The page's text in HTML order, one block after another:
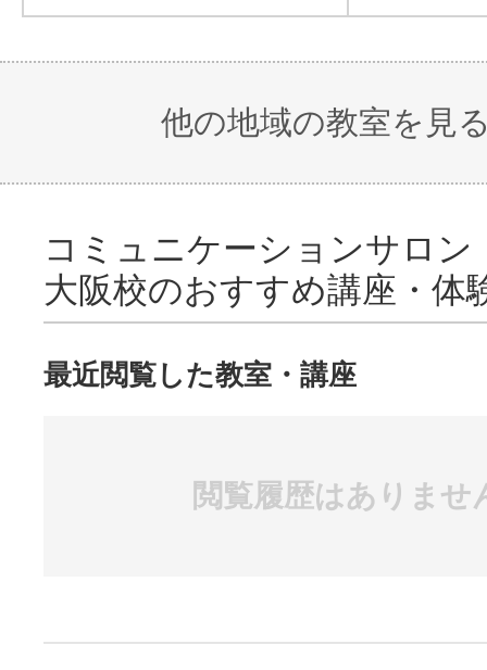
他の地域の教室を見
コミュニケーションサロ
大阪校のおすすめ講座・体
最近閲覧した教室・講座
閲覧履歴はありませ